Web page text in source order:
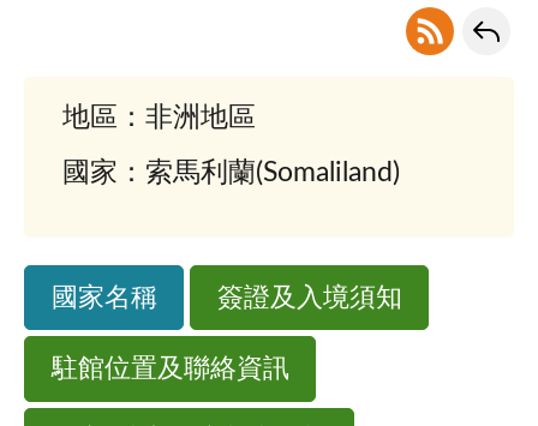
地區：非洲地區
國家：索馬利蘭(Somaliland)
國家名稱 簽證及入境須知
駐館位置及聯絡資訊